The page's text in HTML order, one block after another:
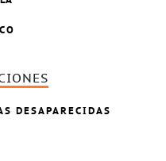
DESAPARECIDAS